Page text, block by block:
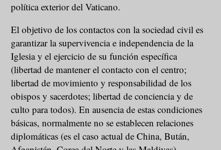
política exterior del Vaticano.
El objetivo de los contactos con la sociedad civil es
garantizar la supervivencia e independencia de la
Iglesia y el ejercicio de su función específica
(libertad de mantener el contacto con el centro;
libertad de movimiento y responsabilidad de los
obispos y sacerdotes; libertad de conciencia y de
culto para todos). En ausencia de estas condiciones
básicas, normalmente no se establecen relaciones
diplomáticas (es el caso actual de China, Bután,